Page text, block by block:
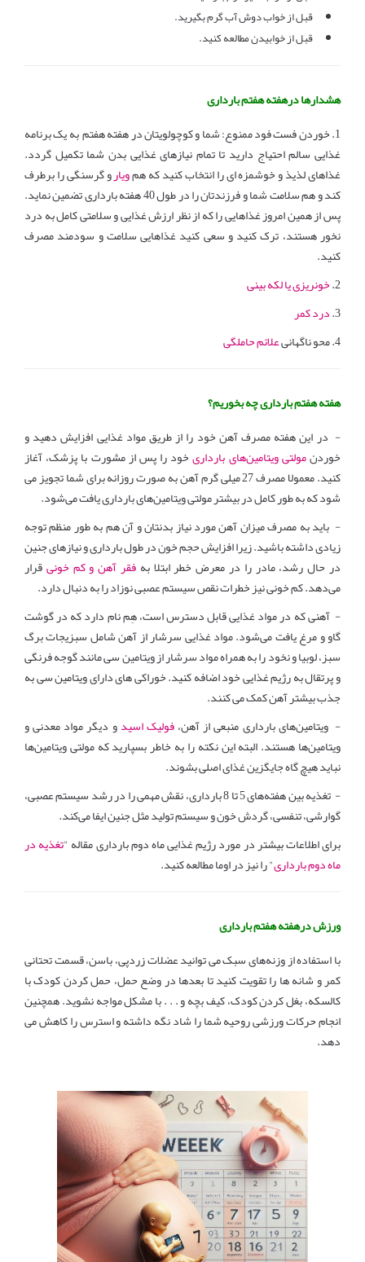
قبل از خواب دوش آب گرم بگیرید.
قبل از خوابیدن مطالعه کنید.
هشدارها درهفته هفتم بارداری
1. خوردن فست فود ممنوع: شما و کوچولویتان در هفته هفتم به یک برنامه
غذایی سالم احتیاج دارید تا تمام نیازهای غذایی بدن شما تکمیل گردد.
غذاهای لذیذ و خوشمزه ای را انتخاب کنید که همویارو گرسنگی را برطرف
کند و هم سلامت شما و فرزندتان را در طول 40 هفته بارداری تضمین نماید.
پس از همین امروز غذاهایی را که از نظر ارزش غذایی و سلامتی کامل به‌ درد
نخور هستند، ترک کنید و سعی کنید غذاهایی سلامت و سودمند مصرف
کنید.
2. خونریزی یا لکه بینی
3. درد کمر
4. محو ناگهانی
علائم حاملگی
هفته هفتم بارداری چه بخوریم؟
- در این هفته مصرف آهن خود را از طریق مواد غذایی افزایش دهید و
خوردنمولتی ویتامین‌های بارداریخود را پس از مشورت با پزشک، آغاز
کنید. معمولا مصرف 27 میلی گرم آهن به صورت روزانه برای شما تجویز می
شود که به طور کامل در بیشتر مولتی ویتامین‌های بارداری یافت می‌شود.
- باید به مصرف میزان آهن مورد نیاز بدنتان و آن هم به طور منظم توجه
زیادی داشته باشید. زیرا افزایش حجم خون در طول بارداری و نیازهای جنین
در حال رشد، مادر را در معرض خطر ابتلا به فقر آهن و کم خونیقرار
می‌دهد. کم خونی نیز خطرات نقص سیستم عصبی نوزاد را به دنبال دارد.
- آهنی که در مواد غذایی قابل دسترس است، هِم نام دارد که در گوشت
‌گاو و مرغ یافت می‌شود. مواد غذایی سرشار از آهن شامل سبزیجات برگ
سبز، لوبیا و نخود را به همراه مواد سرشار از ویتامین سی مانند گوجه فرنگی
و پرتقال به رژیم غذایی خود اضافه کنید. خوراکی های دارای ویتامین سی به
جذب بیشتر آهن کمک می کنند.
- ویتامین‌های بارداری منبعی از آهن،فولیک اسیدو دیگر مواد معدنی و
ویتامین‌ها هستند. البته این نکته را به خاطر بسپارید که مولتی ویتامین‌‌ها
نباید هیچ گاه جایگزین غذای اصلی بشوند.
- تغذیه بین هفته‌های 5 تا 8 بارداری، نقش مهمی را در رشد سیستم عصبی،
گوارشی، تنفسی، گردش خون و سیستم تولید مثل جنین ایفا می‌کند.
برای اطلاعات بیشتر در مورد رژیم غذایی ماه دوم بارداری مقاله "تغذیه در
ماه دوم بارداری" را نیز در اوما مطالعه کنید.
ورزش درهفته هفتم بارداری
با استفاده از وزنه‌های سبک می توانید عضلات زردپی، باسن، قسمت تحتانی
کمر و شانه ها را تقویت کنید تا بعدها در وضع حمل، حمل کردن کودک با
کالسکه، بغل کردن کودک، کیف بچه و . . . با مشکل مواجه نشوید. همچنین
انجام حرکات ورزشی روحیه شما را شاد نگه داشته و استرس را کاهش می
دهد.